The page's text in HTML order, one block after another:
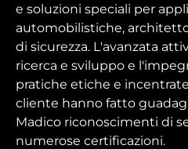
e soluzioni speciali per
automobilistiche,
di sicurezza. L'avanzata
ricerca e sviluppo e
pratiche etiche e
cliente hanno fatto
Madico riconoscimenti di
numerose certificazioni.